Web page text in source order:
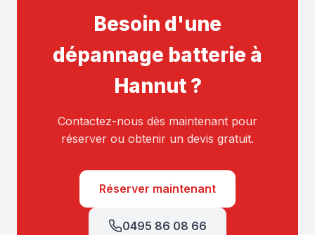
Besoin d'une
dépannage batterie à
Hannut ?
Contactez-nous dès maintenant pour
réserver ou obtenir un devis gratuit.
Réserver maintenant
0495 86 08 66